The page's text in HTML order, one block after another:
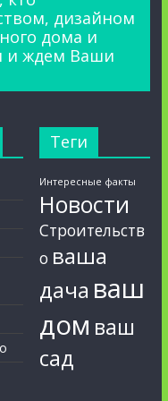
дизайном
дома и
и ждем Ваши
Теги
Интересные факты
Новости
Строительств
о ваша
дача ваш
дом ваш
сад